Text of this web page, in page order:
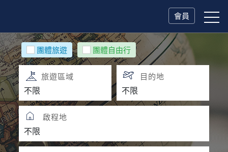
會員
團體旅遊 團體自由行
旅遊區域 目的地
啟程地